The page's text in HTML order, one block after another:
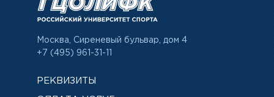
Москва, Сиреневый бульвар, дом 4
+7 (495) 961-31-11
РЕКВИЗИТЫ